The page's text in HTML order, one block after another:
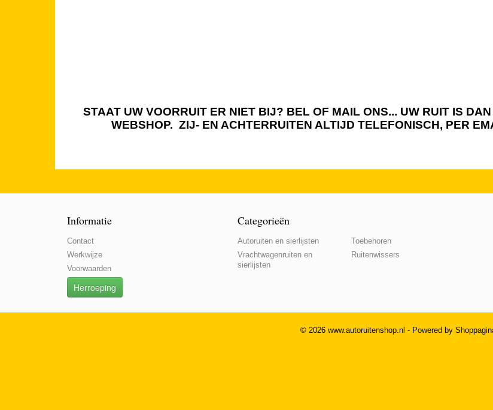
STAAT UW VOORRUIT ER NIET BIJ? BEL OF MAIL ONS... UW RUIT IS
WEBSHOP. ZIJ- EN ACHTERRUITEN ALTIJD TELEFONISCH, PER
Informatie
Contact
Werkwijze
Voorwaarden
Herroeping
Categorieën
Autoruiten en sierlijsten
Vrachtwagenruiten en
sierlijsten
Toebehoren
Ruitenwissers
© 2026 www.autoruitenshop.nl - Powered by